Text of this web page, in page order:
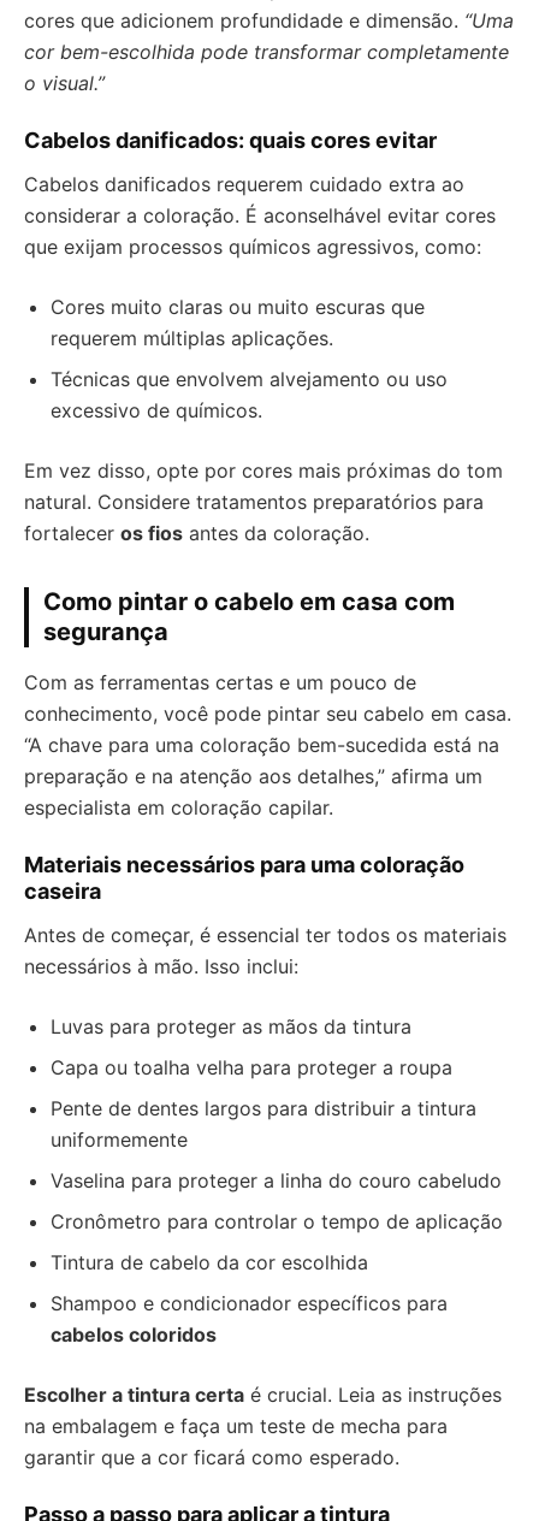
cores que adicionem profundidade e dimensão. “Uma
cor bem-escolhida pode transformar completamente
o visual.”
Cabelos danificados: quais cores evitar
Cabelos danificados requerem cuidado extra ao
considerar a coloração. É aconselhável evitar cores
que exijam processos químicos agressivos, como:
Cores muito claras ou muito escuras que
requerem múltiplas aplicações.
Técnicas que envolvem alvejamento ou uso
excessivo de químicos.
Em vez disso, opte por cores mais próximas do tom
natural. Considere tratamentos preparatórios para
fortalecer os fios antes da coloração.
Como pintar o cabelo em casa com
segurança
Com as ferramentas certas e um pouco de
conhecimento, você pode pintar seu cabelo em casa.
“A chave para uma coloração bem-sucedida está na
preparação e na atenção aos detalhes,” afirma um
especialista em coloração capilar.
Materiais necessários para uma coloração
caseira
Antes de começar, é essencial ter todos os materiais
necessários à mão. Isso inclui:
Luvas para proteger as mãos da tintura
Capa ou toalha velha para proteger a roupa
Pente de dentes largos para distribuir a tintura
uniformemente
Vaselina para proteger a linha do couro cabeludo
Cronômetro para controlar o tempo de aplicação
Tintura de cabelo da cor escolhida
Shampoo e condicionador específicos para
cabelos coloridos
Escolher a tintura certa é crucial. Leia as instruções
na embalagem e faça um teste de mecha para
garantir que a cor ficará como esperado.
Passo a passo para aplicar a tintura